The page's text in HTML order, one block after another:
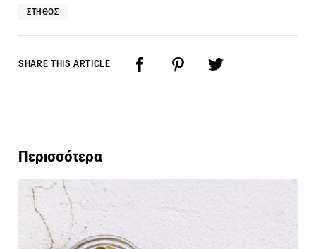
ΣΤΉΘΟΣ
SHARE THIS ARTICLE
Περισσότερα